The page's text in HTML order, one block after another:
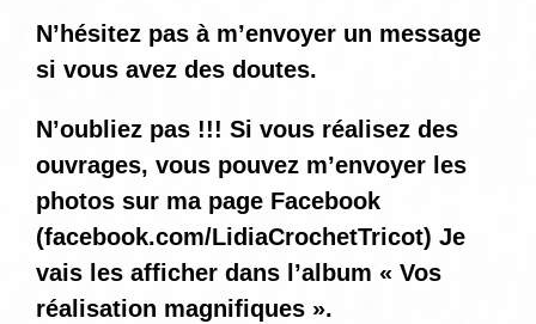
N’hésitez pas à m’envoyer un message
si vous avez des doutes.
N’oubliez pas !!! Si vous réalisez des
ouvrages, vous pouvez m’envoyer les
photos sur ma page Facebook
(facebook.com/LidiaCrochetTricot) Je
vais les afficher dans l’album « Vos
réalisation magnifiques ».